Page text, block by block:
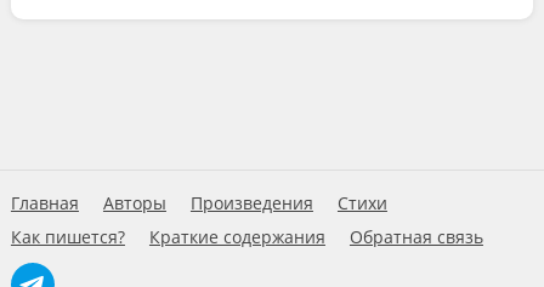
Главная Авторы Произведения
Стихи
Как пишется?
Краткие содержания Обратная связь